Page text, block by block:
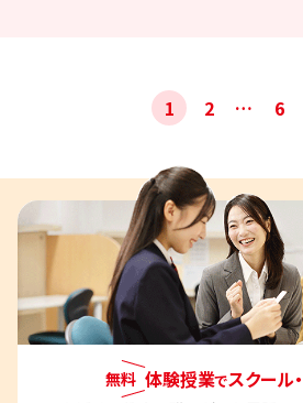
1 2 … 6
無料 体験授業でスクール